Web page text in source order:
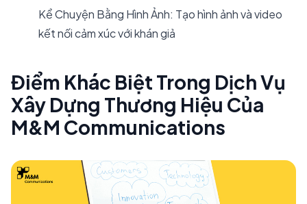
Kể Chuyện Bằng Hình Ảnh: Tạo hình ảnh và video
kết nối cảm xúc với khán giả
Điểm Khác Biệt Trong Dịch Vụ
Xây Dựng Thương Hiệu Của
M&M Communications